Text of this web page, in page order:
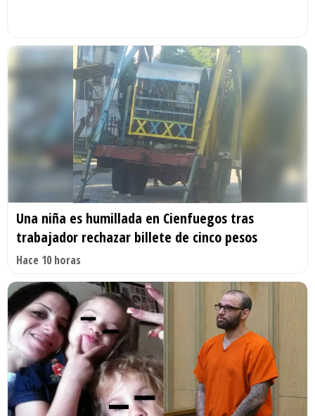
Una niña es humillada en Cienfuegos tras
trabajador rechazar billete de cinco pesos
Hace 10 horas